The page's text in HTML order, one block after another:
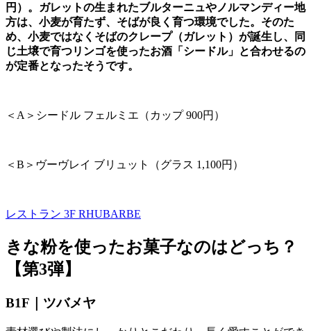
円）。ガレットの生まれたブルターニュやノルマンディー地
方は、小麦が育たず、そばが良く育つ環境でした。そのた
め、小麦ではなくそばのクレープ（ガレット）が誕生し、同
じ土壌で育つリンゴを使ったお酒「シードル」と合わせるの
が定番となったそうです。
＜ A ＞シードル フェルミエ（カップ900円）
＜ B ＞ヴーヴレイ ブリュット（グラス 1,100円）
レストラン 3F RHUBARBE
きな粉を使ったお菓子なのはどっち？
【第3弾】
B1F｜ツバメヤ